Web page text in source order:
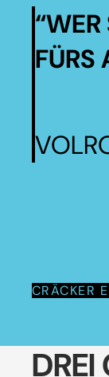
FÜRS
CRÄCKER
DREI